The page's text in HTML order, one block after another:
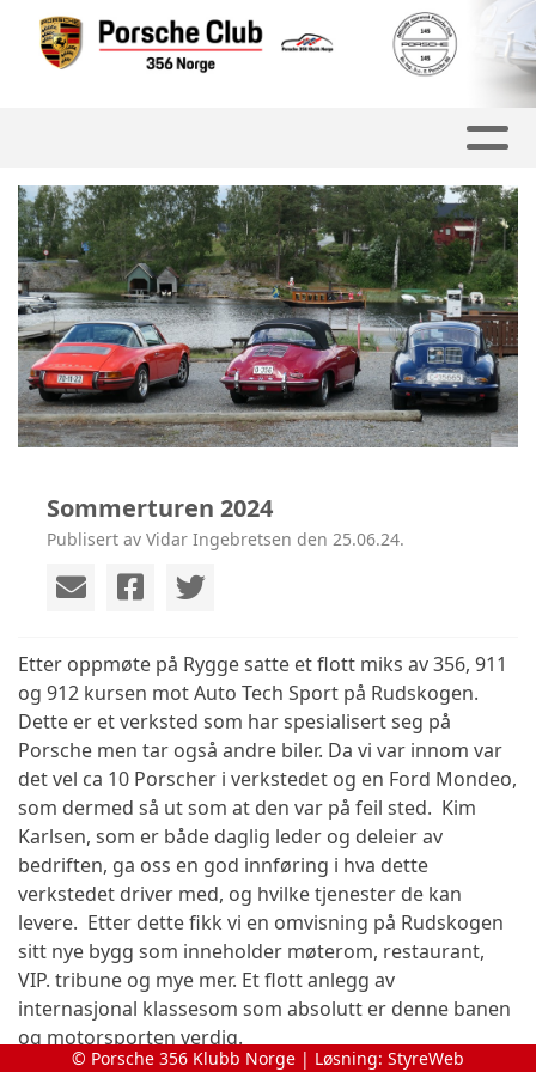
Sommerturen 2024
Publisert av Vidar Ingebretsen den 25.06.24.
Etter oppmøte på Rygge satte et flott miks av 356, 911
og 912 kursen mot Auto Tech Sport på Rudskogen.
Dette er et verksted som har spesialisert seg på
Porsche men tar også andre biler. Da vi var innom var
det vel ca 10 Porscher i verkstedet og en Ford Mondeo,
som dermed så ut som at den var på feil sted. Kim
Karlsen, som er både daglig leder og deleier av
bedriften, ga oss en god innføring i hva dette
verkstedet driver med, og hvilke tjenester de kan
levere. Etter dette fikk vi en omvisning på Rudskogen
sitt nye bygg som inneholder møterom, restaurant,
VIP. tribune og mye mer. Et flott anlegg av
internasjonal klassesom som absolutt er denne banen
og motorsporten verdig.
© Porsche 356 Klubb Norge | Løsning: StyreWeb